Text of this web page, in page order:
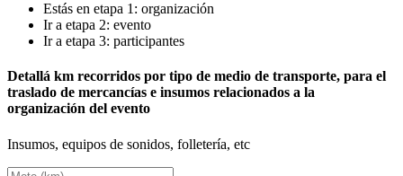
Estás en etapa 1: organización
Ir a etapa 2: evento
Ir a etapa 3: participantes
Detallá km recorridos por tipo de medio de transporte, para el
traslado de mercancías e insumos relacionados a la
organización del evento
Insumos, equipos de sonidos, folletería, etc